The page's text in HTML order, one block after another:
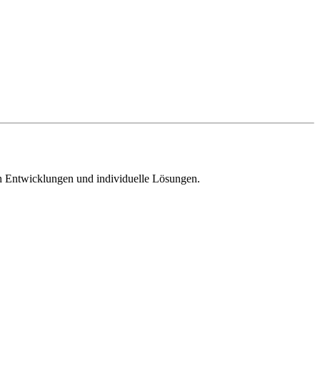
Entwicklungen und individuelle Lösungen.